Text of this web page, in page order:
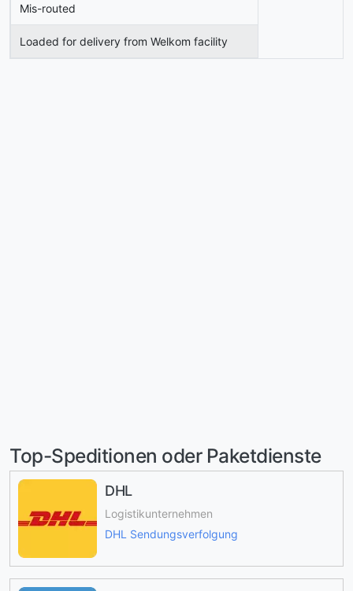
Mis-routed
Loaded for delivery from Welkom facility
Top-Speditionen oder Paketdienste
DHL
Logistikunternehmen
DHL Sendungsverfolgung